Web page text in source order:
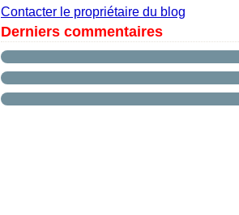
Contacter le propriétaire du blog
Derniers commentaires